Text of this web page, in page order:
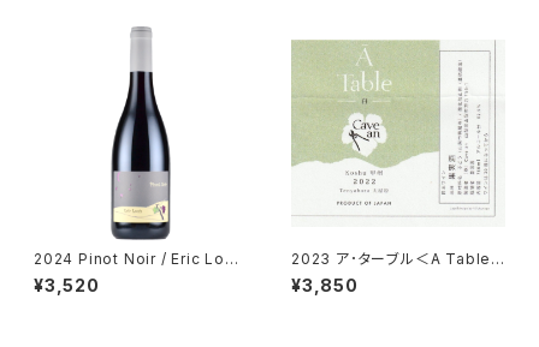
2024 Pinot Noir / Eric Loui
s
¥3,520
2023 ア･ターブル＜A Table
＞ 白／カーヴ･アン＜Cave an
＞
¥3,850